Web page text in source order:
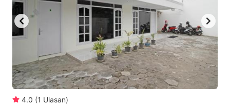
4.0 (1 Ulasan)